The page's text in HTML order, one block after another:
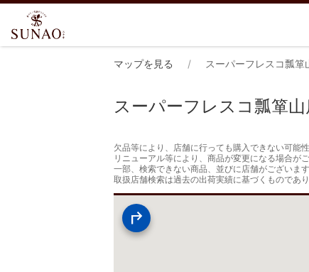
マップを見る スーパーフレスコ瓢箪
スーパーフレスコ瓢箪山
欠品等により、店舗に行っても購入できない可能
リニューアル等により、商品が変更になる場合が
一部、検索できない商品、並びに店舗がございます
取扱店舗検索は過去の出荷実績に基づくものであ